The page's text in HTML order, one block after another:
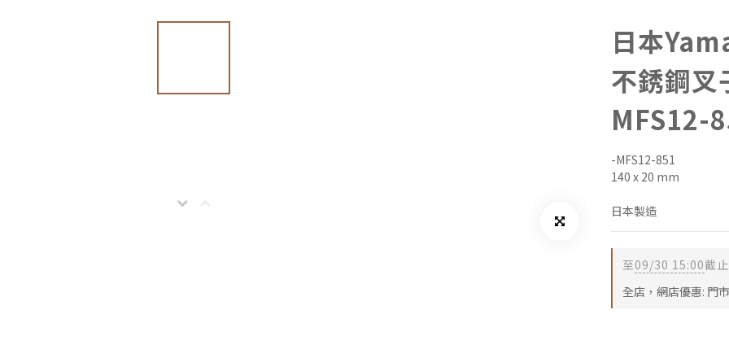
日本
不銹鋼
MFS12-
-MFS12-851
140 x 20 mm
日本製造
至09/30 15:00截止
全店，網店優惠: 門